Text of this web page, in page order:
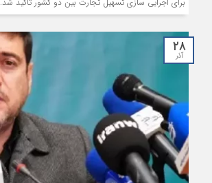
۲۸
آذر